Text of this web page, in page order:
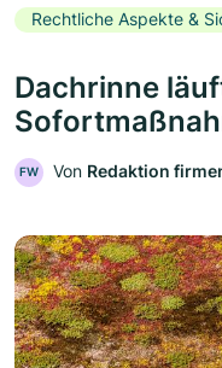
Rechtliche Aspekte &
Dachrinne
FW Von Redaktion